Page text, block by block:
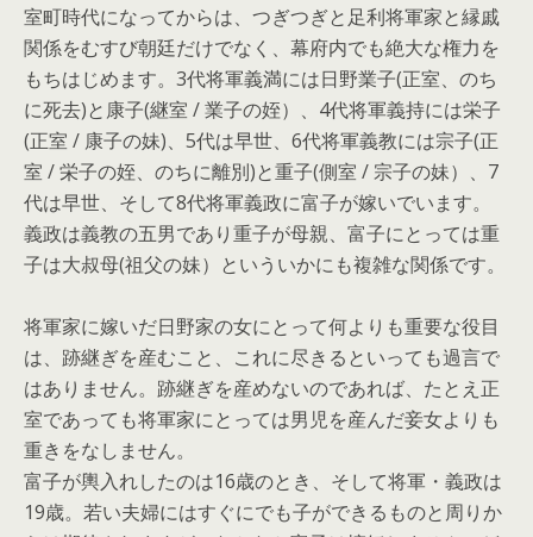
室町時代になってからは、つぎつぎと足利将軍家と縁戚
関係をむすび朝廷だけでなく、幕府内でも絶大な権力を
もちはじめます。3代将軍義満には日野業子(正室、のち
に死去)と康子(継室 / 業子の姪）、4代将軍義持には栄子
(正室 / 康子の妹)、5代は早世、6代将軍義教には宗子(正
室 / 栄子の姪、のちに離別)と重子(側室 / 宗子の妹）、7
代は早世、そして8代将軍義政に富子が嫁いでいます。
義政は義教の五男であり重子が母親、富子にとっては重
子は大叔母(祖父の妹）といういかにも複雑な関係です。
将軍家に嫁いだ日野家の女にとって何よりも重要な役目
は、跡継ぎを産むこと、これに尽きるといっても過言で
はありません。跡継ぎを産めないのであれば、たとえ正
室であっても将軍家にとっては男児を産んだ妾女よりも
重きをなしません。
富子が輿入れしたのは16歳のとき、そして将軍・義政は
19歳。若い夫婦にはすぐにでも子ができるものと周りか